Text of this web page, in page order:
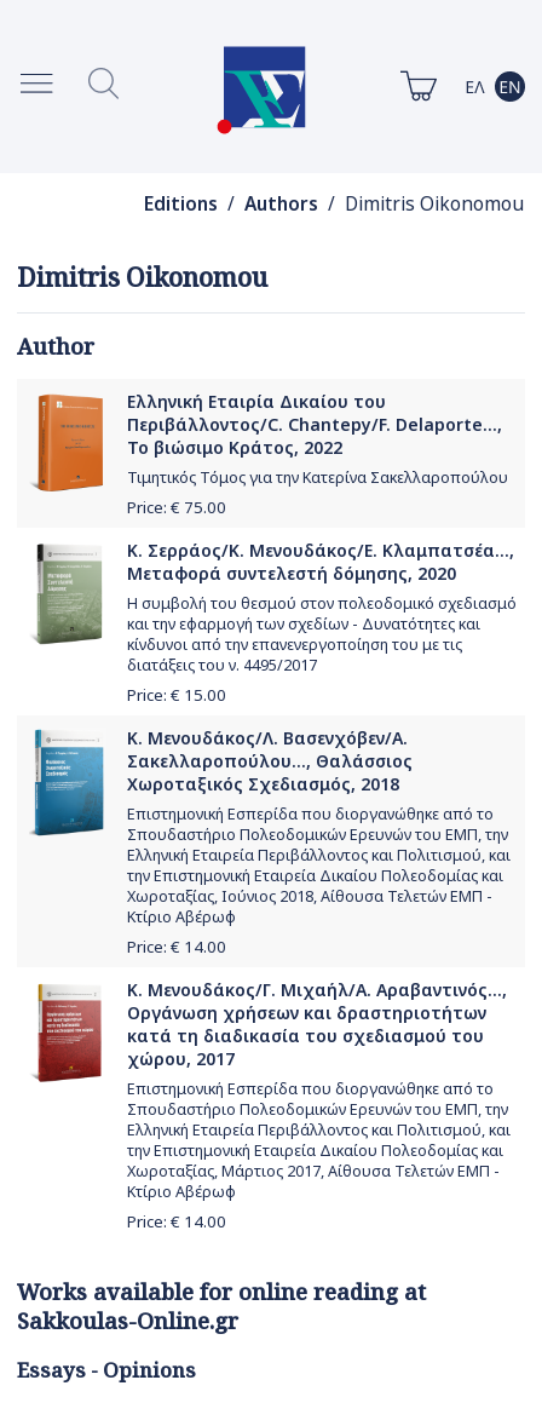
Editions / Authors / Dimitris Oikonomou
Dimitris Oikonomou
Author
Ελληνική Εταιρία Δικαίου του
Περιβάλλοντος/C. Chantepy/F. Delaporte...,
Το βιώσιμο Κράτος, 2022
Τιμητικός Τόμος για την Κατερίνα Σακελλαροπούλου
Price: € 75.00
Κ. Σερράος/Κ. Μενουδάκος/Ε. Κλαμπατσέα...,
Μεταφορά συντελεστή δόμησης, 2020
Η συμβολή του θεσμού στον πολεοδομικό σχεδιασμό
και την εφαρμογή των σχεδίων - Δυνατότητες και
κίνδυνοι από την επανενεργοποίηση του με τις
διατάξεις του ν. 4495/2017
Price: € 15.00
Κ. Μενουδάκος/Λ. Βασενχόβεν/Α.
Σακελλαροπούλου..., Θαλάσσιος
Χωροταξικός Σχεδιασμός, 2018
Επιστημονική Εσπερίδα που διοργανώθηκε από το
Σπουδαστήριο Πολεοδομικών Ερευνών του ΕΜΠ, την
Ελληνική Εταιρεία Περιβάλλοντος και Πολιτισμού, και
την Επιστημονική Εταιρεία Δικαίου Πολεοδομίας και
Χωροταξίας, Ιούνιος 2018, Αίθουσα Τελετών ΕΜΠ -
Κτίριο Αβέρωφ
Price: € 14.00
Κ. Μενουδάκος/Γ. Μιχαήλ/Α. Αραβαντινός...,
Οργάνωση χρήσεων και δραστηριοτήτων
κατά τη διαδικασία του σχεδιασμού του
χώρου, 2017
Επιστημονική Εσπερίδα που διοργανώθηκε από το
Σπουδαστήριο Πολεοδομικών Ερευνών του ΕΜΠ, την
Ελληνική Εταιρεία Περιβάλλοντος και Πολιτισμού, και
την Επιστημονική Εταιρεία Δικαίου Πολεοδομίας και
Χωροταξίας, Μάρτιος 2017, Αίθουσα Τελετών ΕΜΠ -
Κτίριο Αβέρωφ
Price: € 14.00
Works available for online reading at
Sakkoulas-Online.gr
Essays - Opinions